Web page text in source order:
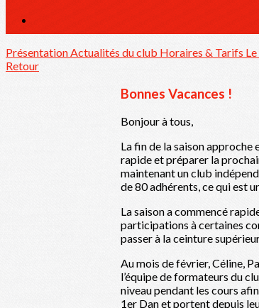
PrésentationActualités du club Horaires & Tarifs
Retour
Bonnes Vacances !
Bonjour à tous,
La fin de la saison approche
rapide et préparer la
maintenant un club
de 80 adhérents, ce qui est
La saison a commencé
participations à certaines
passer à la ceinture
Au mois de février, Céline,
l’équipe de formateurs du
niveau pendant les cours
1er Dan et portent depuis